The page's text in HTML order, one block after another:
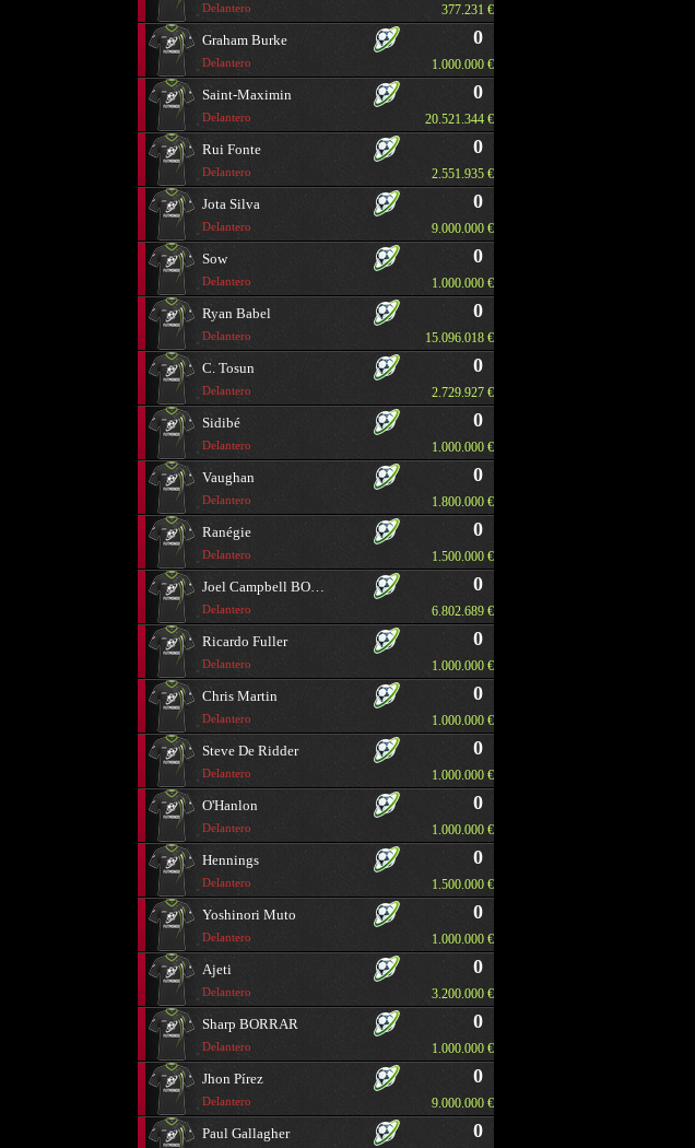
Delantero 377.231 €
Graham Burke
Delantero
0
1.000.000 €
Saint-Maximin
Delantero
0
20.521.344 €
Rui Fonte
Delantero
0
2.551.935 €
Jota Silva
Delantero
0
9.000.000 €
Sow
Delantero
0
1.000.000 €
Ryan Babel
Delantero
0
15.096.018 €
C. Tosun
Delantero
0
2.729.927 €
Sidibé
Delantero
0
1.000.000 €
Vaughan
Delantero
0
1.800.000 €
Ranégie
Delantero
0
1.500.000 €
Joel Campbell BORRAR
Delantero
0
6.802.689 €
Ricardo Fuller
Delantero
0
1.000.000 €
Chris Martin
Delantero
0
1.000.000 €
Steve De Ridder
Delantero
0
1.000.000 €
O'Hanlon
Delantero
0
1.000.000 €
Hennings
Delantero
0
1.500.000 €
Yoshinori Muto
Delantero
0
1.000.000 €
Ajeti
Delantero
0
3.200.000 €
Sharp BORRAR
Delantero
0
1.000.000 €
Jhon Pírez
Delantero
0
9.000.000 €
Paul Gallagher 0